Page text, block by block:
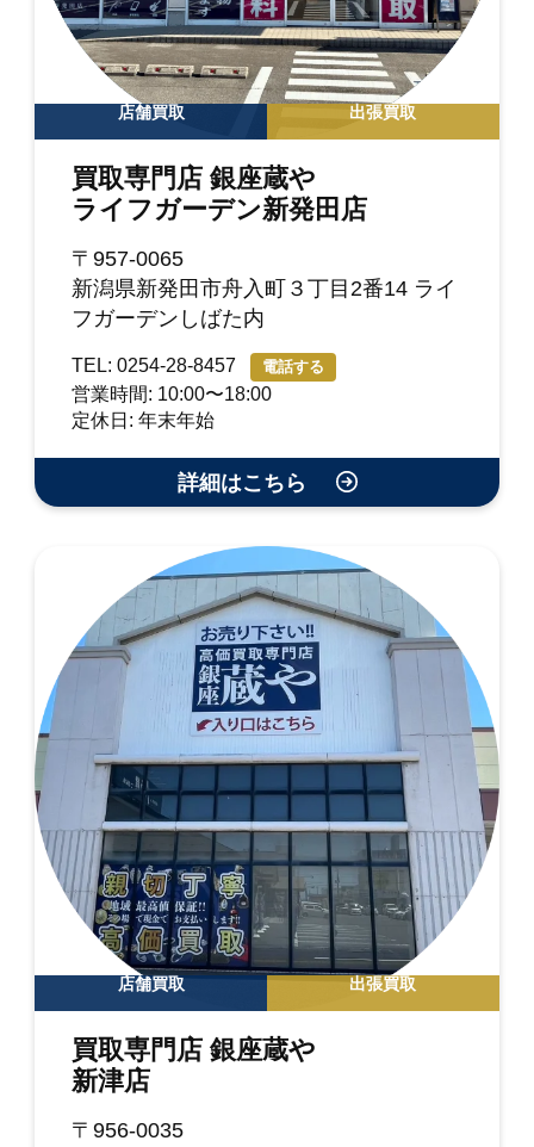
店舗買取 出張買取
買取専門店 銀座蔵や
ライフガーデン新発田店
〒957-0065
新潟県新発田市舟入町３丁目2番14 ライ
フガーデンしばた内
TEL: 0254-28-8457 電話する
営業時間: 10:00〜18:00
定休日: 年末年始
詳細はこちら
店舗買取 出張買取
買取専門店 銀座蔵や
新津店
〒956-0035